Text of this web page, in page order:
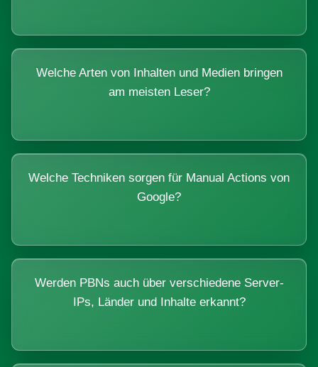
Welche Arten von Inhalten und Medien bringen
am meisten Leser?
Welche Techniken sorgen für Manual Actions von
Google?
Werden PBNs auch über verschiedene Server-
IPs, Länder und Inhalte erkannt?